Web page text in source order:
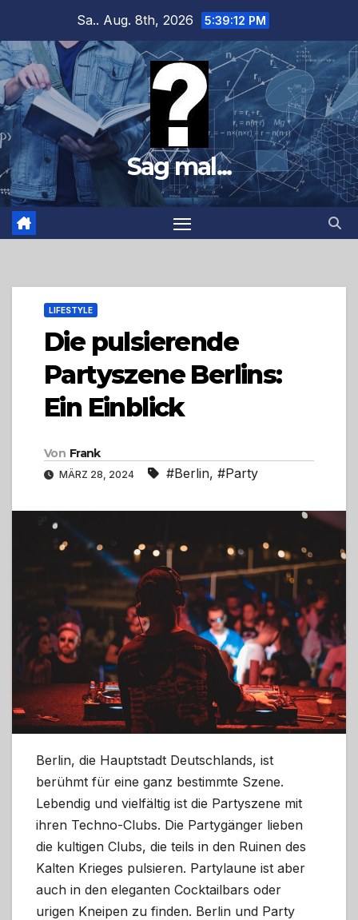
springen
Sa.. Aug. 8th, 2026 5:39:13 PM
Sag mal...
LIFESTYLE
Die pulsierende
Partyszene Berlins:
Ein Einblick
Von Frank
MÄRZ 28, 2024 #Berlin, #Party
Berlin, die Hauptstadt Deutschlands, ist
berühmt für eine ganz bestimmte Szene.
Lebendig und vielfältig ist die Partyszene mit
ihren Techno-Clubs. Die Partygänger lieben
die kultigen Clubs, die teils in den Ruinen des
Kalten Krieges pulsieren. Partylaune ist aber
auch in den eleganten Cocktailbars oder
urigen Kneipen zu finden. Berlin und Party